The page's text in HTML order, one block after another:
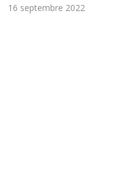
16 septembre 2022